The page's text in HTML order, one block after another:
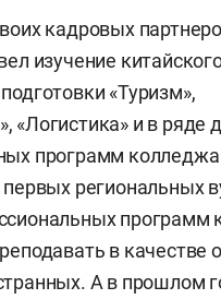
кадровых
изучение
«Туризм»,
«Логистика» и в ряде
программ колледжа
региональных
программ
в качестве
А в прошлом